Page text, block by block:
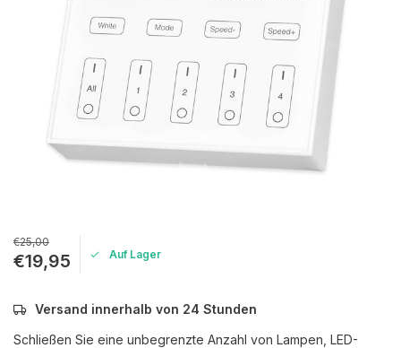
€25,00
€19,95 Auf Lager
Versand innerhalb von 24 Stunden
Schließen Sie eine unbegrenzte Anzahl von Lampen, LED-